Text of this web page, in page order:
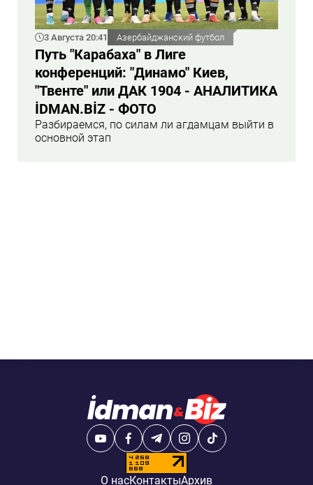
3 Августа 20:41 Азербайджанский футбол
Путь "Карабаха" в Лиге
конференций: "Динамо" Киев,
"Твенте" или ДАК 1904 - АНАЛИТИКА
İDMAN.BİZ - ФОТО
Разбираемся, по силам ли агдамцам выйти в
основной этап
О насКонтактыАрхив